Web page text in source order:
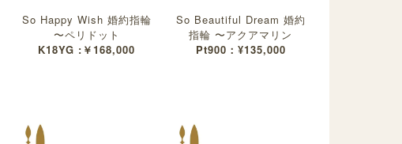
So Happy Wish 婚約指輪
〜ペリドット
K18YG :￥168,000
So Beautiful Dream 婚約
指輪 〜アクアマリン
Pt900：¥135,000